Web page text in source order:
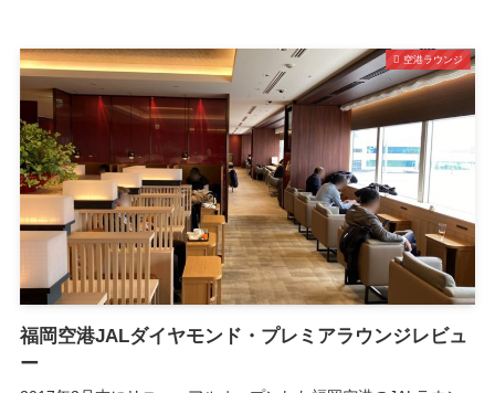
空港ラウンジ
福岡空港JALダイヤモンド・プレミアラウンジレビュ
ー